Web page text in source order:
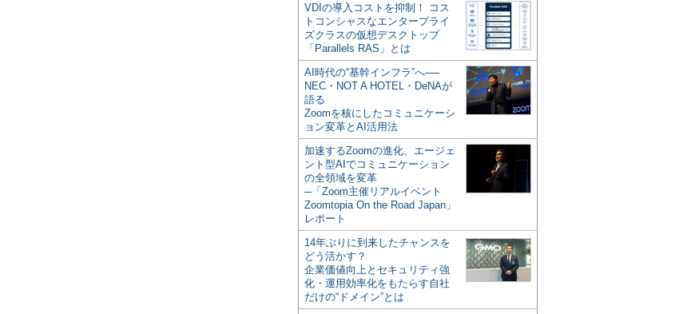
VDIの導入コストを抑制！ コス
トコンシャスなエンタープライ
ズクラスの仮想デスクトップ
「Parallels RAS」とは
AI時代の“基幹インフラ”へ──
NEC・NOT A HOTEL・DeNAが
語る
Zoomを核にしたコミュニケーシ
ョン変革とAI活用法
加速するZoomの進化、エージェ
ント型AIでコミュニケーション
の全領域を変革
─「Zoom主催リアルイベント
Zoomtopia On the Road Japan」
レポート
14年ぶりに到来したチャンスを
どう活かす？
企業価値向上とセキュリティ強
化・運用効率化をもたらす自社
だけの“ドメイン”とは